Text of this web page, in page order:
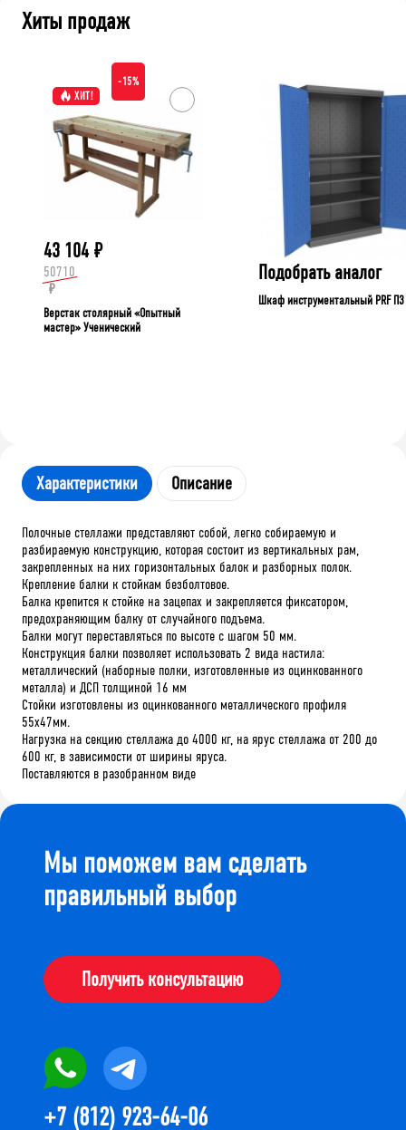
Хиты продаж
ХИТ!
-15%
43 104 ₽
50710
₽
Верстак столярный «Опытный
мастер» Ученический
Подобрать аналог
Шкаф инструментальный PRF П3
Характеристики Описание
Полочные стеллажи представляют собой, легко собираемую и
разбираемую конструкцию, которая состоит из вертикальных рам,
закрепленных на них горизонтальных балок и разборных полок.
Крепление балки к стойкам безболтовое.
Балка крепится к стойке на зацепах и закрепляется фиксатором,
предохраняющим балку от случайного подъема.
Балки могут переставляться по высоте с шагом 50 мм.
Конструкция балки позволяет использовать 2 вида настила:
металлический (наборные полки, изготовленные из оцинкованного
металла) и ДСП толщиной 16 мм
Стойки изготовлены из оцинкованного металлического профиля
55х47мм.
Нагрузка на секцию стеллажа до 4000 кг, на ярус стеллажа от 200 до
600 кг, в зависимости от ширины яруса.
Поставляются в разобранном виде
Мы поможем вам сделать
правильный выбор
Получить консультацию
+7 (812) 923-64-06